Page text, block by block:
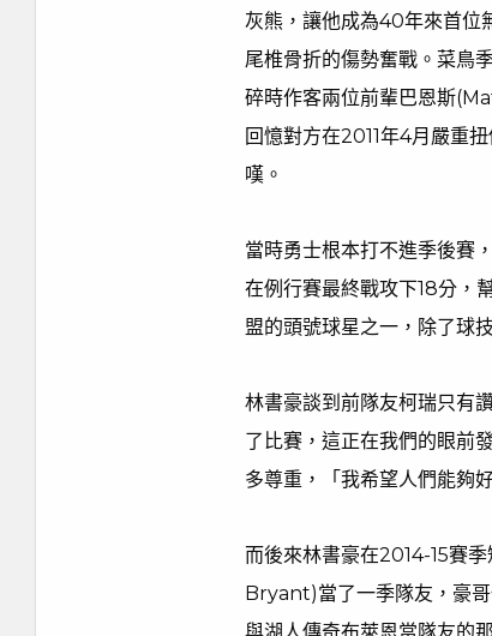
灰熊，讓他成為40年來首位
尾椎骨折的傷勢奮戰。菜鳥
碎時作客兩位前輩巴恩斯
回憶對方在2011年4月嚴重
嘆。
當時勇士根本打不進季後賽
在例行賽最終戰攻下18分，
盟的頭號球星之一，除了球
林書豪談到前隊友柯瑞只有
了比賽，這正在我們的眼前
多尊重，「我希望人們能夠
而後來林書豪在2014-15賽
Bryant)當了一季隊友，豪
與湖人傳奇布萊恩當隊友的